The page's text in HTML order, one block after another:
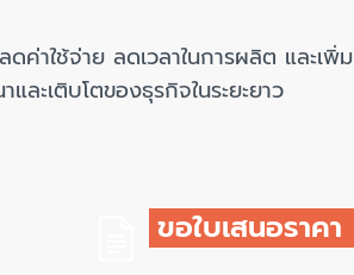
าใช้จ่าย ลดเวลาในการผลิต และเพิ่ม
ะเติบโตของธุรกิจในระยะยาว
ขอใบเสนอราคา